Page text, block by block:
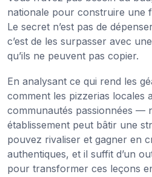
nationale pour construire une
Le secret n’est pas de
c’est de les surpasser avec
qu’ils ne peuvent pas copier.
En analysant ce qui rend les
comment les pizzerias locales
communautés passionnées —
établissement peut bâtir une
pouvez rivaliser et gagner en
authentiques, et il suffit d’un
pour transformer ces leçons